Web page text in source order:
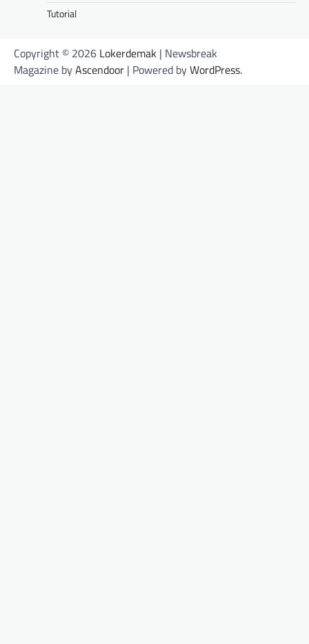
Tutorial
Copyright © 2026 Lokerdemak | Newsbreak
Magazine byAscendoor | Powered byWordPress.